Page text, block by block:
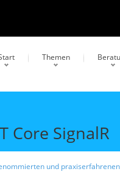
Themen
Core SignalR
und